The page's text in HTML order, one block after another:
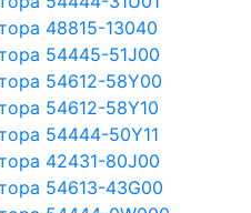
48815-13040
54445-51J00
54612-58Y00
54612-58Y10
54444-50Y11
42431-80J00
54613-43G00